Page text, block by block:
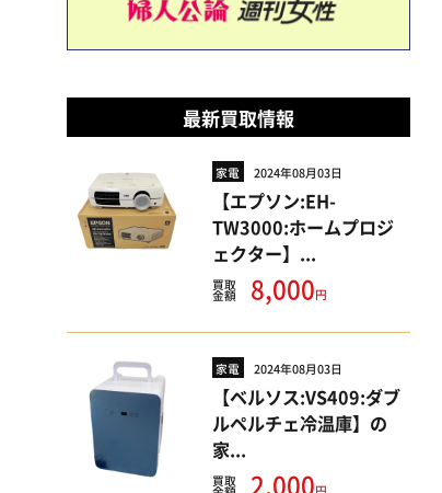
最新買取情報
家電 2024年08月03日
【エプソン:EH-
TW3000:ホームプロジ
ェクター】...
買取
金額 8,000円
家電 2024年08月03日
【ベルソス:VS409:ダブ
ルペルチェ冷温庫】の
家...
買取 2,000